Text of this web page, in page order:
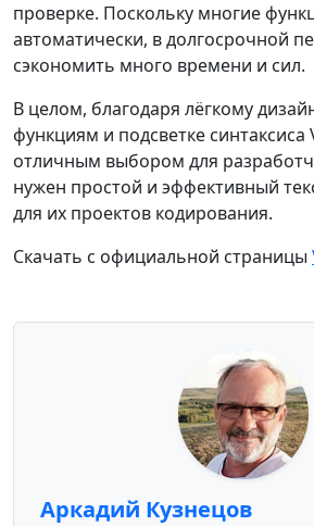
проверке. Поскольку многие
автоматически, в долгосрочной
сэкономить много времени и сил.
В целом, благодаря лёгкому
функциям и подсветке синтаксиса
отличным выбором для
нужен простой и эффективный
для их проектов кодирования.
Скачать с официальной страницы
Аркадий Кузнецов